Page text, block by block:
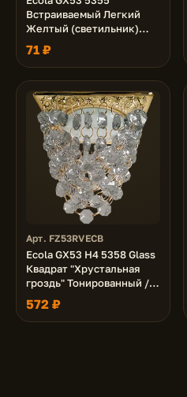
Встраиваемый Легкий
Желтый (светильник)
25x106
71 ₽
Арт. FZ53RVECB
Ecola GX53 H4 5358 Glass
Квадрат "Хрустальная
гроздь" Тонированный /
Золото 150x110x110 (к+)
572 ₽